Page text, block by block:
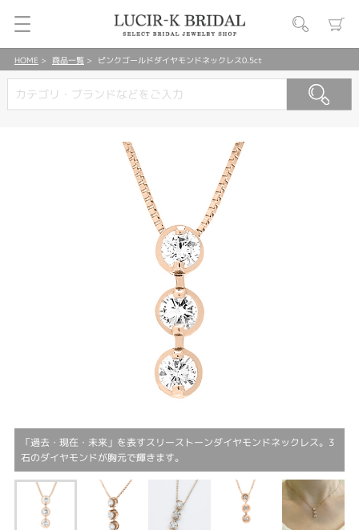
HOME 商品一覧 ピンクゴールドダイヤモンドネックレス0.5ct
「過去・現在・未来」を表すスリーストーンダイヤモンドネックレス。3
石のダイヤモンドが胸元で輝きます。